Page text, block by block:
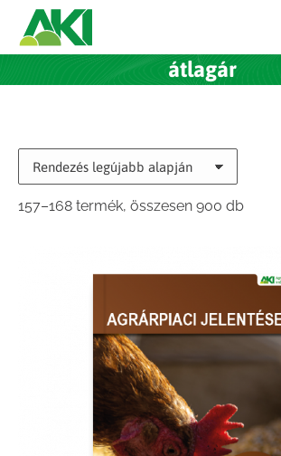
átlagár
157–168 termék, összesen 900 dbSorted